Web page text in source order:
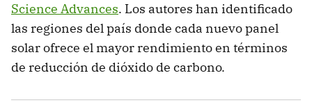
Science Advances. Los autores han identificado
las regiones del país donde cada nuevo panel
solar ofrece el mayor rendimiento en términos
de reducción de dióxido de carbono.